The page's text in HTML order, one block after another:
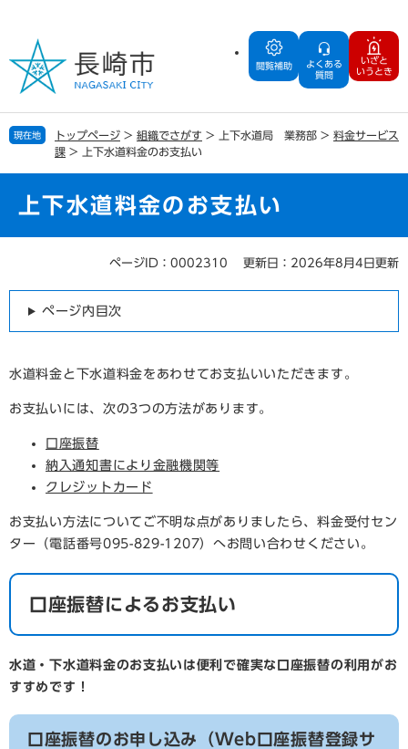
の
で
す
ー
ば
し
閲覧補助
よくある
質問
いざと
いうとき
現在地 トップページ > 組織でさがす > 上下水道局 業務部 > 料金サービス
課 > 上下水道料金のお支払い
上下水道料金のお支払い
ページID：0002310 更新日：2026年8月4日更新
ページ内目次
水道料金と下水道料金をあわせてお支払いいただきます。
お支払いには、次の3つの方法があります。
口座振替
納入通知書により金融機関等
クレジットカード
お支払い方法についてご不明な点がありましたら、料金受付セン
ター（電話番号095-829-1207）へお問い合わせください。
口座振替によるお支払い
水道・下水道料金のお支払いは便利で確実な口座振替の利用がお
すすめです！
口座振替のお申し込み（Web口座振替登録サ